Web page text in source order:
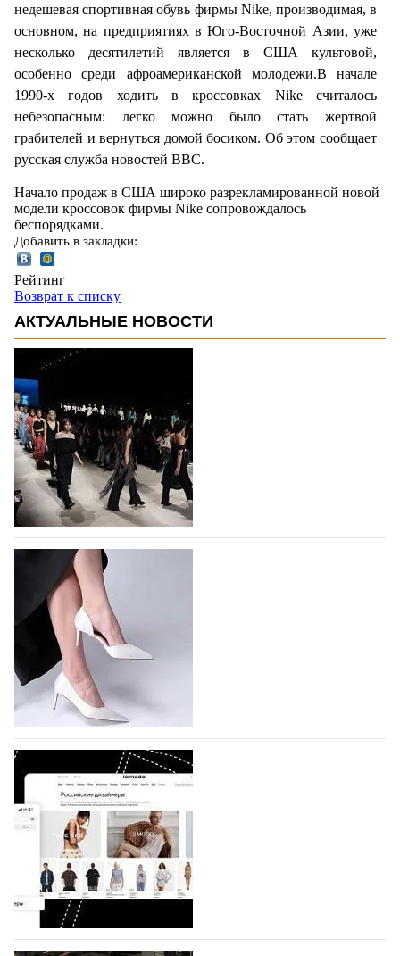
недешевая спортивная обувь фирмы Nike, производимая, в
основном, на предприятиях в Юго-Восточной Азии, уже
несколько десятилетий является в США культовой,
особенно среди афроамериканской молодежи.В начале
1990-х годов ходить в кроссовках Nike считалось
небезопасным: легко можно было стать жертвой
грабителей и вернуться домой босиком. Об этом сообщает
русская служба новостей BBC.
Начало продаж в США широко разрекламированной новой
модели кроссовок фирмы Nike сопровождалось
беспорядками.
Добавить в закладки:
Рейтинг
Возврат к списку
АКТУАЛЬНЫЕ НОВОСТИ
На участие в Московской неделе моды
подано 1047 заявок
На участие в седьмой Московской неделе моды,
которая пройдет в российской столице с 26 сентября
по 1 октября, уже подано 1047 заявок. Примерно
половину из них (494) прислали дизайнеры,
коллекции которых не были представлены в…
07.08.2026 714
BALLINA представит свои новинки на Euro
Shoes
Компания BALLINA Guangzhou Lihuang Footwear
Co., Ltd., основанная в 2011 году и расположенная в
Гуанчжоу, столице моды Китая, является
профессиональной обувной компанией,
объединяющей разработку, производство и…
07.08.2026 578